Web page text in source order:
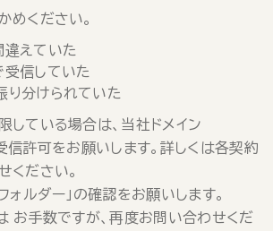
めください。
違えていた
受信していた
り分けられていた
している場合は、当社ドメイン
信許可をお願いします。詳しくは各契約
ください。
ォルダー」の確認をお願いします。
お手数ですが、再度お問い合わせくだ